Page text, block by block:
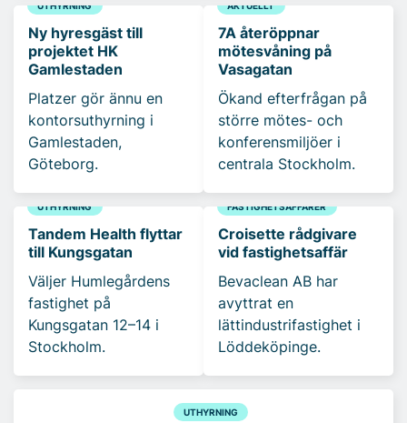
UTHYRNING
Ny hyresgäst till
projektet HK
Gamlestaden
Platzer gör ännu en
kontorsuthyrning i
Gamlestaden,
Göteborg.
AKTUELLT
7A återöppnar
mötesvåning på
Vasagatan
Ökand efterfrågan på
större mötes- och
konferensmiljöer i
centrala Stockholm.
UTHYRNING
Tandem Health flyttar
till Kungsgatan
Väljer Humlegårdens
fastighet på
Kungsgatan 12–14 i
Stockholm.
FASTIGHETSAFFÄRER
Croisette rådgivare
vid fastighetsaffär
Bevaclean AB har
avyttrat en
lättindustrifastighet i
Löddeköpinge.
UTHYRNING